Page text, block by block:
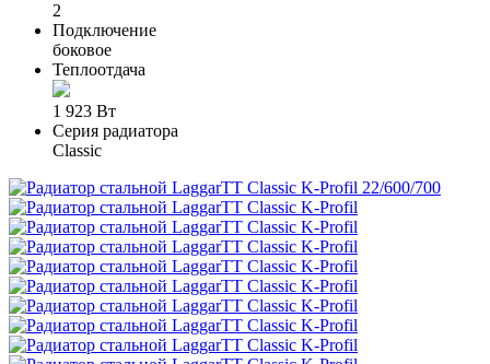
2
Подключение
боковое
Теплоотдача
1 923 Вт
Серия радиатора
Classic